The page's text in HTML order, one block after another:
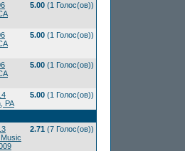
5.00 (1 Голос(ов))
5.00 (1 Голос(ов))
5.00 (1 Голос(ов))
PA
5.00 (1 Голос(ов))
2.71 (7 Голос(ов))